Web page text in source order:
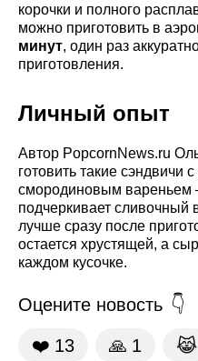
корочки и полного
можно приготовить в
минут, один раз
приготовления.
Личный опыт
Автор PopcornNews.ru
готовить такие
смородиновым вареньем
подчеркивает сливочный
лучше сразу после
остается хрустящей, а
каждом кусочке.
Оцените новость
❤️ 13 🙏 1 😹